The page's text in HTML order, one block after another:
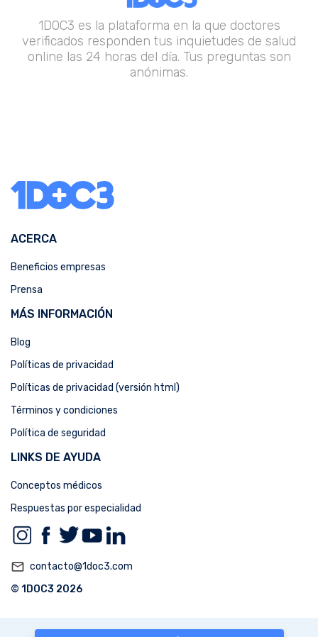
1DOC3 es la plataforma en la que doctores
verificados responden tus inquietudes de salud
online las 24 horas del día. Tus preguntas son
anónimas.
ACERCA
Beneficios empresas
Prensa
MÁS INFORMACIÓN
Blog
Políticas de privacidad
Políticas de privacidad (versión html)
Términos y condiciones
Política de seguridad
LINKS DE AYUDA
Conceptos médicos
Respuestas por especialidad
mail_outline contacto@1doc3.com
© 1DOC3 2026